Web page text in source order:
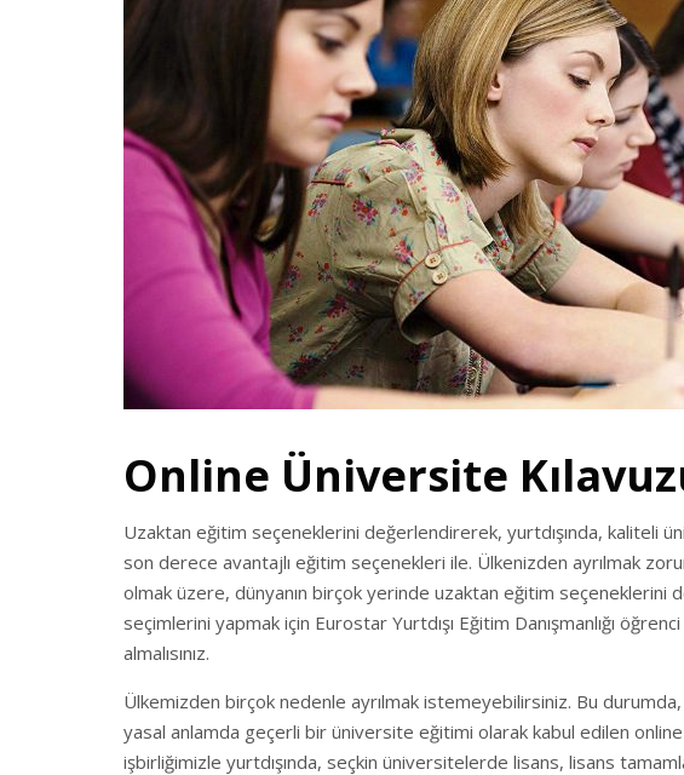
Online Üniversite
Uzaktan eğitim seçeneklerini değerlendirerek, yurtdışında, kaliteli
son derece avantajlı eğitim seçenekleri ile. Ülkenizden ayrılmak
olmak üzere, dünyanın birçok yerinde uzaktan eğitim seçeneklerini
seçimlerini yapmak için Eurostar Yurtdışı Eğitim Danışmanlığı
almalısınız.
Ülkemizden birçok nedenle ayrılmak istemeyebilirsiniz. Bu
yasal anlamda geçerli bir üniversite eğitimi olarak kabul edilen
işbirliğimizle yurtdışında, seçkin üniversitelerde lisans, lisans